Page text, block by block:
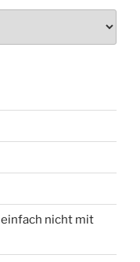
einfach nicht mit